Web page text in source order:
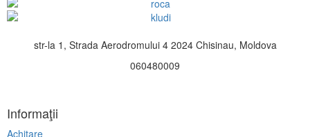
str-la 1, Strada Aerodromului 4 2024 Chisinau, Moldova
060480009
Informaţii
Achitare